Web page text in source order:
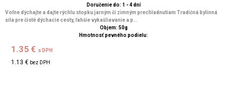
Doručenie do: 1 - 4 dní
Voľne dýchajte a dajte rýchlu stopku jarným či zimným prechladnutiam Tradičná bylinná
sila pre čisté dýchacie cesty, ľahšie vykašliavanie a p...
Objem: 50g
Hmotnosť pevného podielu:
1.35 € s DPH
1.13 € bez DPH